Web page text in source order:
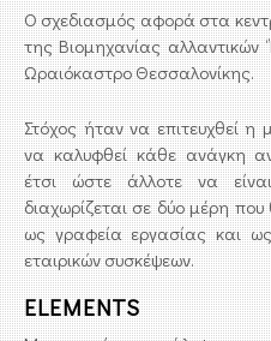
Ο σχεδιασμός αφορά στα
της Βιομηχανίας αλλαντικών
Ωραιόκαστρο Θεσσαλονίκης.
Στόχος ήταν να επιτευχθεί η
να καλυφθεί κάθε ανάγκη
έτσι ώστε άλλοτε να
διαχωρίζεται σε δύο μέρη
ως γραφεία εργασίας και
εταιρικών συσκέψεων.
ELEMENTS